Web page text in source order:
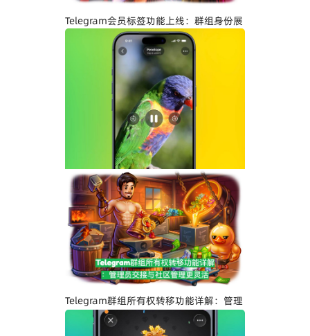
Telegram会员标签功能上线：群组身份展
示与社区管理更高效
Telegram界面全面升级：安卓版全新设
计、iOS Liquid Glass优化与操作体验提
升
Telegram群组所有权转移功能详解：管理
员交接与社区管理更灵活